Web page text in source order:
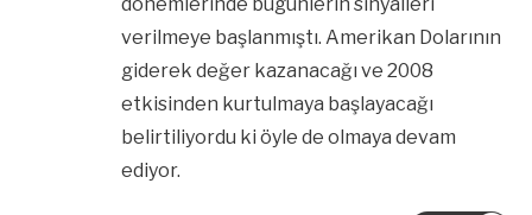
verilmeye başlanmıştı. Amerikan Dolarının
giderek değer kazanacağı ve 2008
etkisinden kurtulmaya başlayacağı
belirtiliyordu ki öyle de olmaya devam
ediyor.